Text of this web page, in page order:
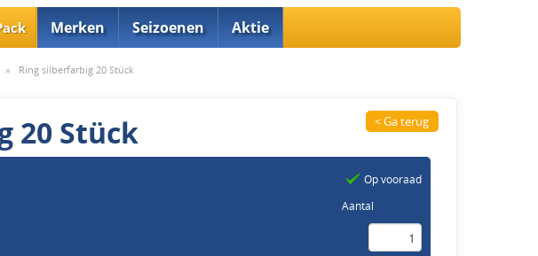
Merken Seizoenen Aktie
» Ring silberfarbig 20 Stück
20 Stück < Ga terug
Op vooraad
Aantal